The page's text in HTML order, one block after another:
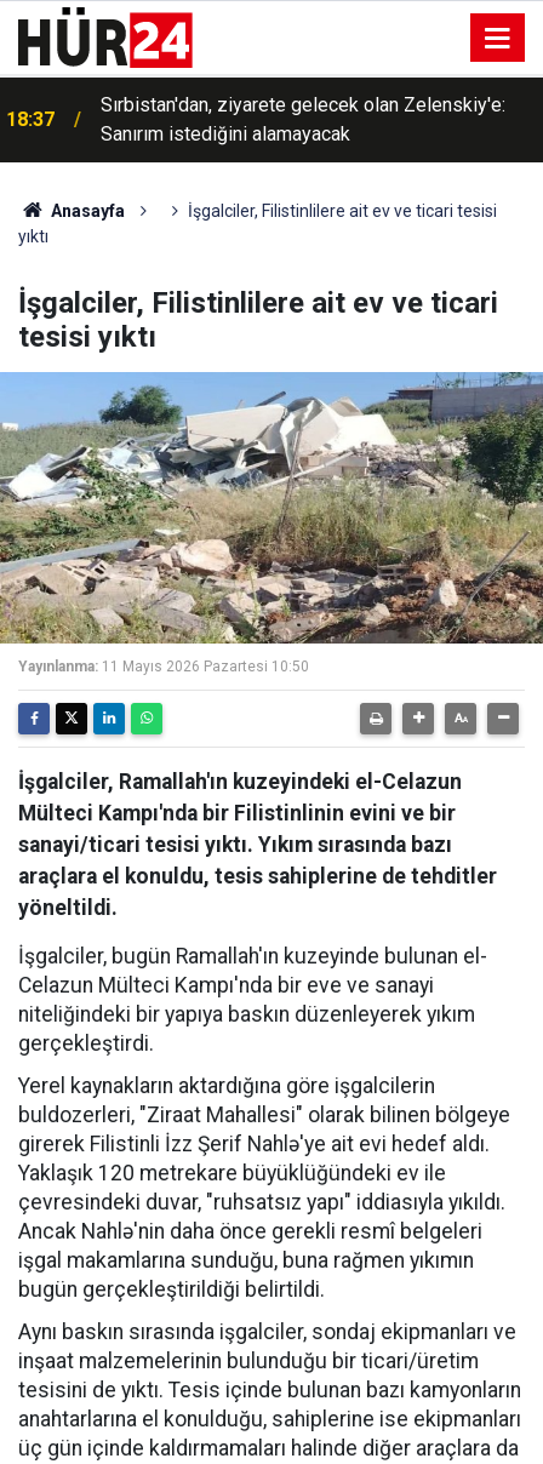
18:37
Sırbistan'dan, ziyarete gelecek olan Zelenskiy'e:
Sanırım istediğini alamayacak
Anasayfa
İşgalciler, Filistinlilere ait ev ve ticari tesisi
yıktı
İşgalciler, Filistinlilere ait ev ve ticari
tesisi yıktı
Yayınlanma: 11 Mayıs 2026 Pazartesi 10:50
İşgalciler, Ramallah'ın kuzeyindeki el-Celazun
Mülteci Kampı'nda bir Filistinlinin evini ve bir
sanayi/ticari tesisi yıktı. Yıkım sırasında bazı
araçlara el konuldu, tesis sahiplerine de tehditler
yöneltildi.
İşgalciler, bugün Ramallah'ın kuzeyinde bulunan el-
Celazun Mülteci Kampı'nda bir eve ve sanayi
niteliğindeki bir yapıya baskın düzenleyerek yıkım
gerçekleştirdi.
Yerel kaynakların aktardığına göre işgalcilerin
buldozerleri, "Ziraat Mahallesi" olarak bilinen bölgeye
girerek Filistinli İzz Şerif Nahlə'ye ait evi hedef aldı.
Yaklaşık 120 metrekare büyüklüğündeki ev ile
çevresindeki duvar, "ruhsatsız yapı" iddiasıyla yıkıldı.
Ancak Nahlə'nin daha önce gerekli resmî belgeleri
işgal makamlarına sunduğu, buna rağmen yıkımın
bugün gerçekleştirildiği belirtildi.
Aynı baskın sırasında işgalciler, sondaj ekipmanları ve
inşaat malzemelerinin bulunduğu bir ticari/üretim
tesisini de yıktı. Tesis içinde bulunan bazı kamyonların
anahtarlarına el konulduğu, sahiplerine ise ekipmanları
üç gün içinde kaldırmamaları halinde diğer araçlara da